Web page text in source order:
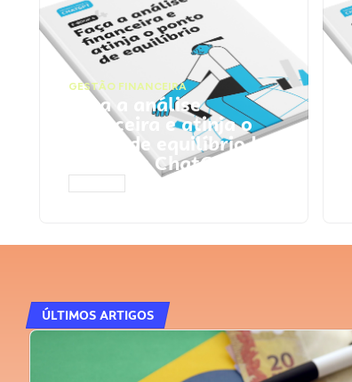
GESTÃO FINANCEIRA
Faça a análise
financeira e atinja o
ponto de equilíbrio |
Prompts ChatGPT
ÚLTIMOS ARTIGOS